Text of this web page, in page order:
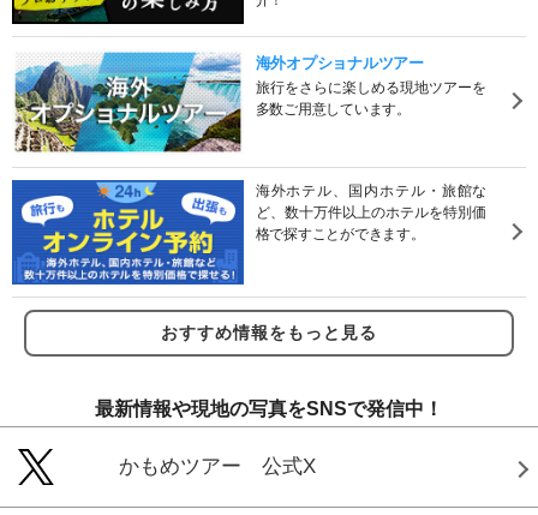
海外オプショナルツアー
旅行をさらに楽しめる現地ツアーを
多数ご用意しています。
海外ホテル、国内ホテル・旅館な
ど、数十万件以上のホテルを特別価
格で探すことができます。
おすすめ情報をもっと見る
最新情報や現地の写真をSNSで発信中！
かもめツアー 公式X